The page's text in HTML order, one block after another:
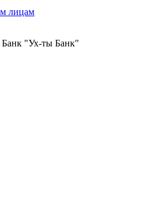
лицам
"Ух-ты Банк"